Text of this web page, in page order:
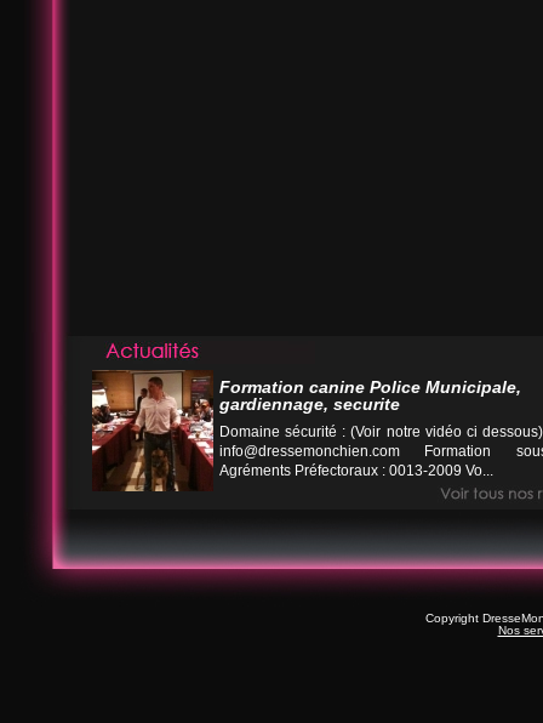
Formation canine Police Municipale,
gardiennage, securite
Domaine sécurité : (Voir notre vidéo ci
info@dressemonchien.com Formation
Agréments Préfectoraux : 0013-2009 Vo...
Copyright
Nos